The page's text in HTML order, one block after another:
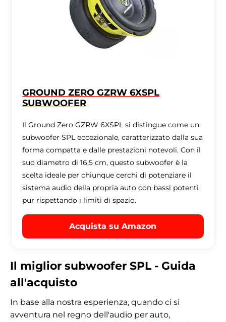
GROUND ZERO GZRW 6XSPL
SUBWOOFER
Il Ground Zero GZRW 6XSPL si distingue come un
subwoofer SPL eccezionale, caratterizzato dalla sua
forma compatta e dalle prestazioni notevoli. Con il
suo diametro di 16,5 cm, questo subwoofer è la
scelta ideale per chiunque cerchi di potenziare il
sistema audio della propria auto con bassi potenti
pur rispettando i limiti di spazio.
Acquista su Amazon
Il miglior subwoofer SPL - Guida
all'acquisto
In base alla nostra esperienza, quando ci si
avventura nel regno dell'audio per auto,